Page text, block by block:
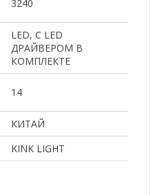
3240
LED, С LED
ДРАЙВЕРОМ В
КОМПЛЕКТЕ
14
КИТАЙ
KINK LIGHT